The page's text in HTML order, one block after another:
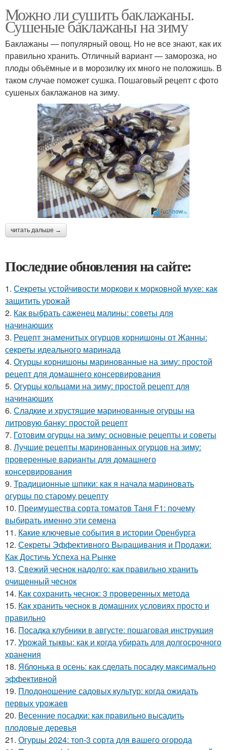
Можно ли сушить баклажаны.
Сушеные баклажаны на зиму
Баклажаны — популярный овощ. Но не все знают, как их
правильно хранить. Отличный вариант — заморозка, но
плоды объёмные и в морозилку их много не положишь. В
таком случае поможет сушка. Пошаговый рецепт с фото
сушеных баклажанов на зиму.
читать дальше →
Последние обновления на сайте:
1. Секреты устойчивости моркови к морковной мухе: как
защитить урожай
2. Как выбрать саженец малины: советы для
начинающих
3. Рецепт знаменитых огурцов корнишоны от Жанны:
секреты идеального маринада
4. Огурцы корнишоны маринованные на зиму: простой
рецепт для домашнего консервирования
5. Огурцы кольцами на зиму: простой рецепт для
начинающих
6. Сладкие и хрустящие маринованные огурцы на
литровую банку: простой рецепт
7. Готовим огурцы на зиму: основные рецепты и советы
8. Лучшие рецепты маринованных огурцов на зиму:
проверенные варианты для домашнего
консервирования
9. Традиционные шпики: как я начала мариновать
огурцы по старому рецепту
10. Преимущества сорта томатов Таня F1: почему
выбирать именно эти семена
11. Какие ключевые события в истории Оренбурга
12. Секреты Эффективного Выращивания и Продажи:
Как Достичь Успеха на Рынке
13. Свежий чеснок надолго: как правильно хранить
очищенный чеснок
14. Как сохранить чеснок: 3 проверенных метода
15. Как хранить чеснок в домашних условиях просто и
правильно
16. Посадка клубники в августе: пошаговая инструкция
17. Урожай тыквы: как и когда убирать для долгосрочного
хранения
18. Яблонька в осень: как сделать посадку максимально
эффективной
19. Плодоношение садовых культур: когда ожидать
первых урожаев
20. Весенние посадки: как правильно высадить
плодовые деревья
21. Огурцы 2024: топ-3 сорта для вашего огорода